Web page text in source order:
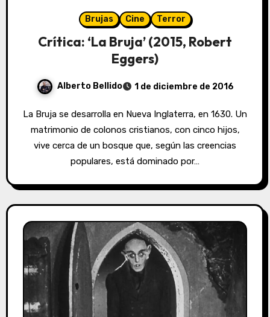
Brujas Cine Terror
Crítica: ‘La Bruja’ (2015, Robert
Eggers)
Alberto Bellido 1 de diciembre de 2016
La Bruja se desarrolla en Nueva Inglaterra, en 1630. Un
matrimonio de colonos cristianos, con cinco hijos,
vive cerca de un bosque que, según las creencias
populares, está dominado por…